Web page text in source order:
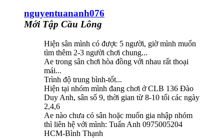
nguyentuananh076
Mới Tập Cầu Lông
Hiện sân mình có được 5 người, giờ mình muốn
tìm thêm 2-3 người chơi chung...
Ae trong sân chơi hòa đồng với nhau rất thoại
mái...
Trình độ trung bình-tốt...
Hiện tại nhóm mình đang chơi ở CLB 136 Đào
Duy Anh, sân số 9, thời gian từ 8-10 tối các ngày
2,4,6
Ae nào chưa có sân hoặc muốn gia nhập nhóm
thì liên hệ với mình: Tuấn Anh 0975005204
HCM-Bình Thạnh